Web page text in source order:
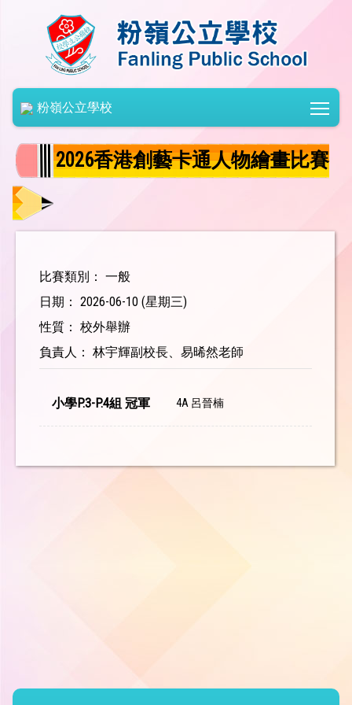
粉嶺公立學校
2026香港創藝卡通人物繪畫比賽
比賽類別： 一般
日期： 2026-06-10 (星期三)
性質： 校外舉辦
負責人： 林宇輝副校長、易晞然老師
小學P.3-P.4組 冠軍 4A 呂晉楠